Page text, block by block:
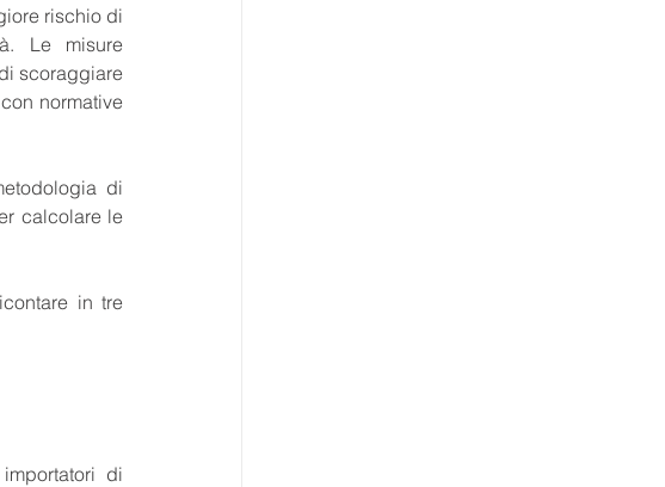
rischio di
Le misure
scoraggiare
normative
di
calcolare le
in tre
di